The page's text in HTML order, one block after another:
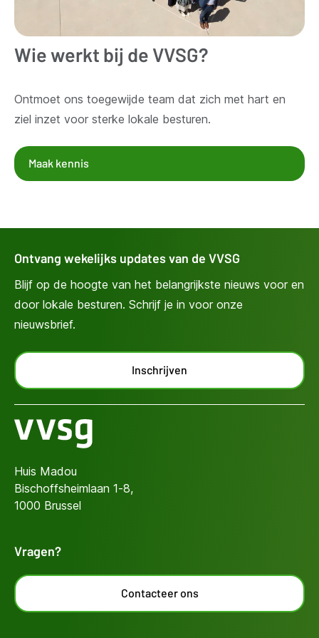
Wie werkt bij de VVSG?
Ontmoet ons toegewijde team dat zich met hart en
ziel inzet voor sterke lokale besturen.
Maak kennis
Ontvang wekelijks updates van de VVSG
Blijf op de hoogte van het belangrijkste nieuws voor en
door lokale besturen. Schrijf je in voor onze
nieuwsbrief.
Inschrijven
Huis Madou
Bischoffsheimlaan 1-8,
1000 Brussel
Vragen?
Contacteer ons